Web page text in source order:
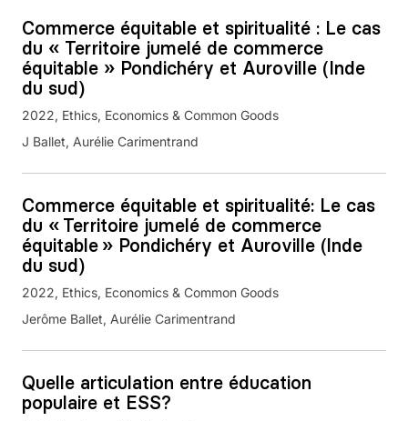
Commerce équitable et spiritualité : Le cas
du « Territoire jumelé de commerce
équitable » Pondichéry et Auroville (Inde
du sud)
2022 Ethics, Economics & Common Goods
J Ballet, Aurélie Carimentrand
Commerce équitable et spiritualité: Le cas
du « Territoire jumelé de commerce
équitable » Pondichéry et Auroville (lnde
du sud)
2022 Ethics, Economics & Common Goods
Jerôme Ballet, Aurélie Carimentrand
Quelle articulation entre éducation
populaire et ESS?